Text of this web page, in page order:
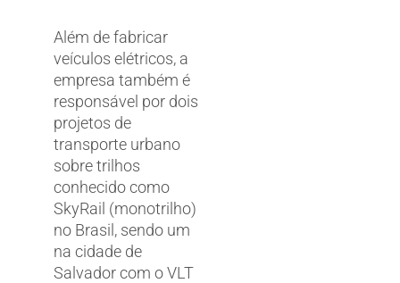
Além de fabricar
veículos elétricos, a
empresa também é
responsável por dois
projetos de
transporte urbano
sobre trilhos
conhecido como
SkyRail (monotrilho)
no Brasil, sendo um
na cidade de
Salvador com o VLT